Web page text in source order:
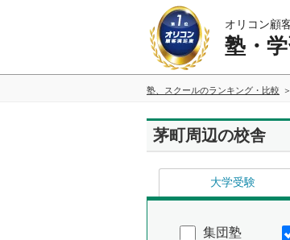
オリコン顧
塾・
塾、スクールのランキング・比較
茅町周辺の校舎
大学受験
集団塾